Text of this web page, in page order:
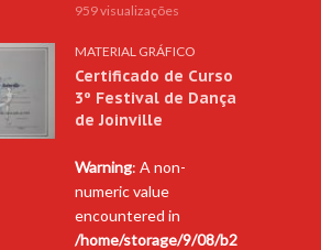
959 visualizações
MATERIAL GRÁFICO
Certificado de Curso
3º Festival de Dança
de Joinville
Warning: A non-
numeric value
encountered in
/home/storage/9/08/b2